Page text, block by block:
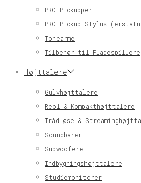
PRO Pickupper
PRO Pickup Stylus
Tonearme
Tilbehør til Pladespillere
Højttalere
Gulvhøjttalere
Reol & Kompakthøjttalere
Trådløse &
Soundbarer
Subwoofere
Indbygningshøjttalere
Studiemonitorer